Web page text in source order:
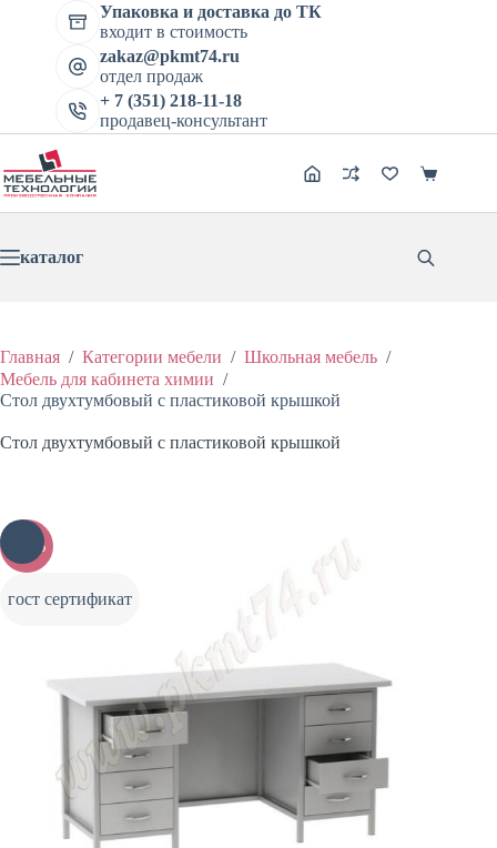
Стол двухтумбовый с пластиковой крышкой
35338₽
Первоначальная
цена
составляла
35338 ₽.
28270₽
Текущая
цена:
28270 ₽.
Упаковка и доставка до ТК
входит в стоимость
zakaz@pkmt74.ru
отдел продаж
+ 7 (351) 218-11-18
продавец-консультант
Корзина
каталог
Главная / Категории мебели / Школьная мебель /
Мебель для кабинета химии /
Стол двухтумбовый с пластиковой крышкой
Стол двухтумбовый с пластиковой крышкой
-20%
гост сертификат